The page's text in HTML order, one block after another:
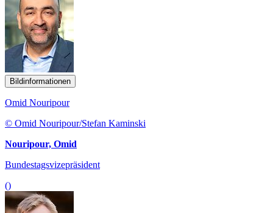
Bildinformationen
Omid Nouripour
© Omid Nouripour/Stefan Kaminski
Nouripour, Omid
Bundestagsvizepräsident
()